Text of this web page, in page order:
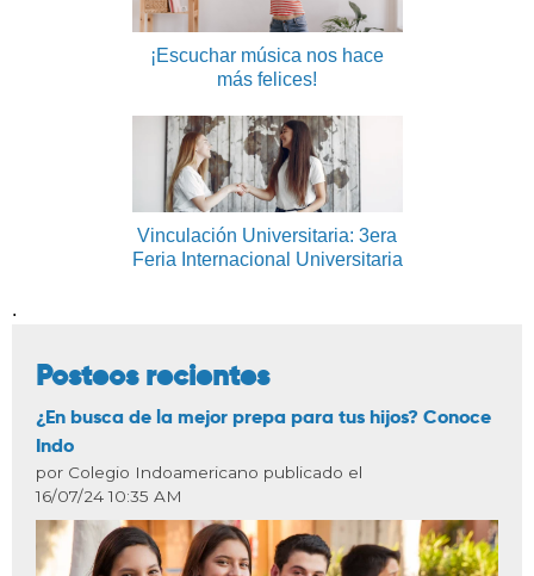
¡Escuchar música nos hace
más felices!
Vinculación Universitaria: 3era
Feria Internacional Universitaria
.
Posteos recientes
¿En busca de la mejor prepa para tus hijos? Conoce
Indo
por Colegio Indoamericano publicado el
16/07/24 10:35 AM